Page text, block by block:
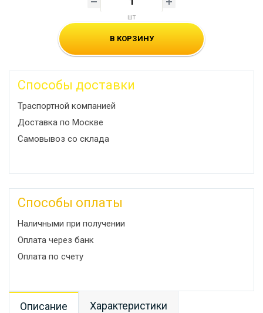
шт
В КОРЗИНУ
Способы доставки
Траспортной компанией
Доставка по Москве
Самовывоз со склада
Способы оплаты
Наличными при получении
Оплата через банк
Оплата по счету
Описание Характеристики